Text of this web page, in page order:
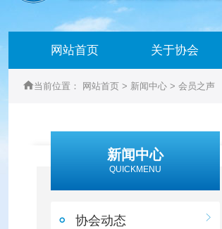
网站首页 关于协会
当前位置： 网站首页 > 新闻中心 > 会员之声
新闻中心
QUICKMENU
协会动态